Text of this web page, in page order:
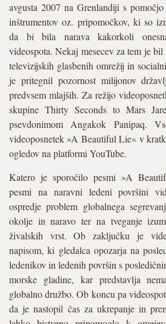
avgusta 2007 na Grenlandiji s
inštrumentov oz. pripomočkov, ki so
da bi bila narava kakorkoli
videospota. Nekaj mesecev za tem je
televizijskih glasbenih omrežij in
je pritegnil pozornost milijonov
predvsem mlajših. Za režijo
skupine Thirty Seconds to Mars
psevdonimom Angakok Panipaq.
videoposnetek »A Beautiful Lie« v
ogledov na platformi YouTube.
Katero je sporočilo pesmi »A
pesmi na naravni ledeni površini
ospredje problem globalnega
okolje in naravo ter na tveganje
živalskih vrst. Ob zaključku je
napisom, ki gledalca opozarja na
ledenikov in ledenih površin s
morske gladine, kar predstavlja
globalno družbo. Ob koncu pa
da je nastopil čas za ukrepanje in